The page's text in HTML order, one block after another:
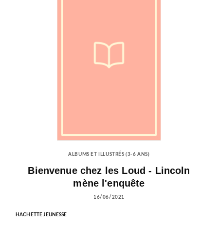
ALBUMS ET ILLUSTRÉS (3-6 ANS)
Bienvenue chez les Loud - Lincoln
mène l'enquête
16/06/2021
HACHETTE JEUNESSE